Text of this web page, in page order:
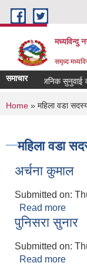
Skip to main content
मध्यविन्दु
समृध्द
समाचारसार्वजनिक सुनुवाई
You are
Home » महिला वडा
महिला वडा
अर्चना कुमाल
Submitted on:
Read more
पुनिसरा सुनार
Submitted on:
Read more